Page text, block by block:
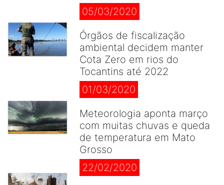
05/03/2020
Órgãos de fiscalização
ambiental decidem manter
Cota Zero em rios do
Tocantins até 2022
01/03/2020
Meteorologia aponta março
com muitas chuvas e queda
de temperatura em Mato
Grosso
22/02/2020